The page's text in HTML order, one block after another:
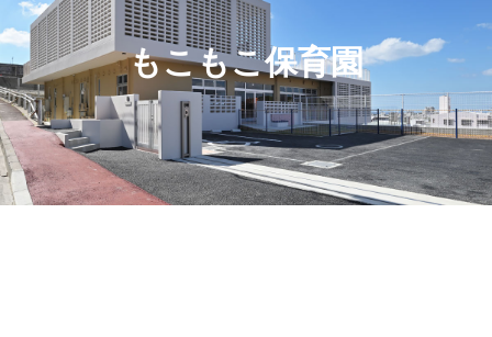
もこもこ保育園